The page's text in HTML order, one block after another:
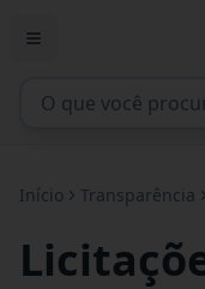
Início Transparência